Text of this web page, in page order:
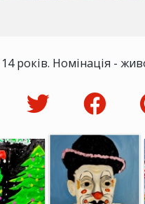
років. Номінація -